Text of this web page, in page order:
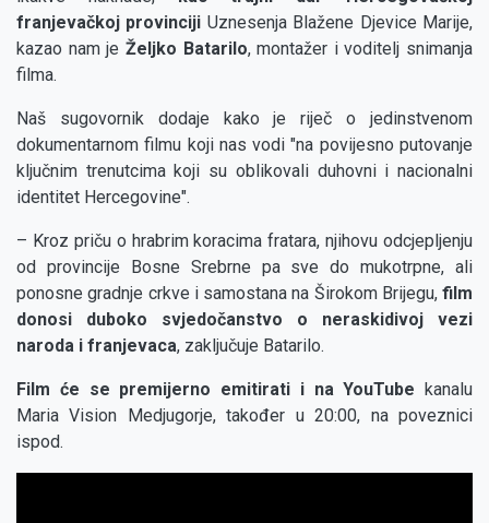
franjevačkoj provinciji Uznesenja Blažene Djevice Marije,
kazao nam je Željko Batarilo, montažer i voditelj snimanja
filma.
Naš sugovornik dodaje kako je riječ o jedinstvenom
dokumentarnom filmu koji nas vodi "na povijesno putovanje
ključnim trenutcima koji su oblikovali duhovni i nacionalni
identitet Hercegovine".
– Kroz priču o hrabrim koracima fratara, njihovu odcjepljenju
od provincije Bosne Srebrne pa sve do mukotrpne, ali
ponosne gradnje crkve i samostana na Širokom Brijegu, film
donosi duboko svjedočanstvo o neraskidivoj vezi
naroda i franjevaca, zaključuje Batarilo.
Film će se premijerno emitirati i na YouTube
kanalu
Maria Vision Medjugorje, također u 20:00, na poveznici
ispod.